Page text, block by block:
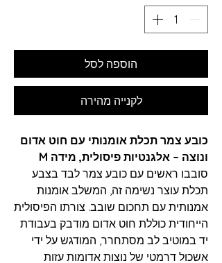
הוספה לסל
לקנייה מהירה
כובע צמר תכלת אומנותי עם חוט אדום
ונוצה – אלגנטיות פיסולית, מידה M
סובבו ראשים עם כובע צמר לבד בצבע
תכלת עוצר נשימה זה, המשלב אומנות
אמנותית עם תחכום שובב. צורתו הפיסולית
הייחודית כוללת חוט אדום מודבק בעבודת
יד במוטיב לב מסתחרר, המודגש על ידי
אשכול דרמטי של נוצות אדומות עזות